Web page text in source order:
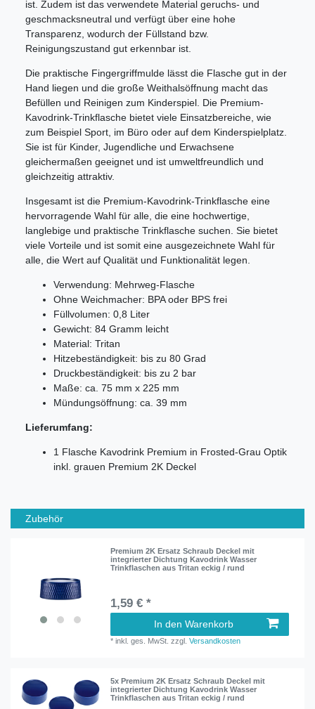
ist. Zudem ist das verwendete Material geruchs- und
geschmacksneutral und verfügt über eine hohe
Transparenz, wodurch der Füllstand bzw.
Reinigungszustand gut erkennbar ist.
Die praktische Fingergriffmulde lässt die Flasche gut in der
Hand liegen und die große Weithalsöffnung macht das
Befüllen und Reinigen zum Kinderspiel. Die Premium-
Kavodrink-Trinkflasche bietet viele Einsatzbereiche, wie
zum Beispiel Sport, im Büro oder auf dem Kinderspielplatz.
Sie ist für Kinder, Jugendliche und Erwachsene
gleichermaßen geeignet und ist umweltfreundlich und
gleichzeitig attraktiv.
Insgesamt ist die Premium-Kavodrink-Trinkflasche eine
hervorragende Wahl für alle, die eine hochwertige,
langlebige und praktische Trinkflasche suchen. Sie bietet
viele Vorteile und ist somit eine ausgezeichnete Wahl für
alle, die Wert auf Qualität und Funktionalität legen.
Verwendung: Mehrweg-Flasche
Ohne Weichmacher: BPA oder BPS frei
Füllvolumen: 0,8 Liter
Gewicht: 84 Gramm leicht
Material: Tritan
Hitzebeständigkeit: bis zu 80 Grad
Druckbeständigkeit: bis zu 2 bar
Maße: ca. 75 mm x 225 mm
Mündungsöffnung: ca. 39 mm
Lieferumfang:
1 Flasche Kavodrink Premium in Frosted-Grau Optik
inkl. grauen Premium 2K Deckel
Zubehör
Premium 2K Ersatz Schraub Deckel mit
integrierter Dichtung Kavodrink Wasser
Trinkflaschen aus Tritan eckig / rund
1,59 € *
In den Warenkorb
*inkl. ges. MwSt. zzgl.Versandkosten
5x Premium 2K Ersatz Schraub Deckel mit
integrierter Dichtung Kavodrink Wasser
Trinkflaschen aus Tritan eckig / rund